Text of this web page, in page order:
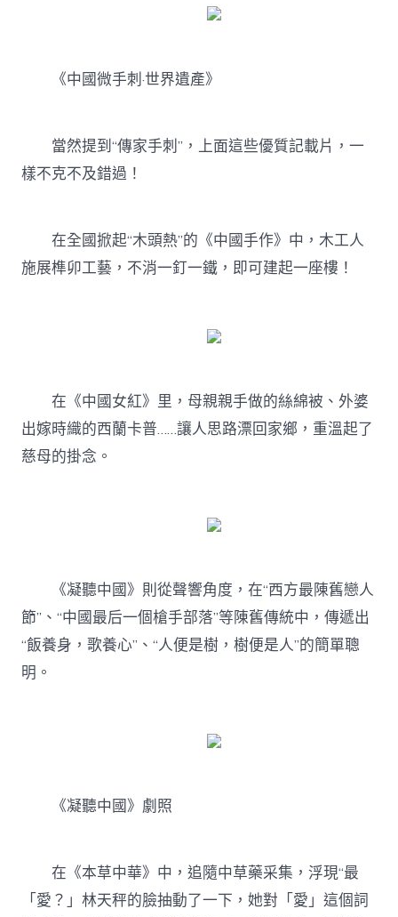
《中國微手刺·世界遺產》
當然提到“傳家手刺”，上面這些優質記載片，一
樣不克不及錯過！
在全國掀起“木頭熱”的《中國手作》中，木工人
施展榫卯工藝，不消一釘一鐵，即可建起一座樓！
在《中國女紅》里，母親親手做的絲綿被、外婆
出嫁時織的西蘭卡普……讓人思路漂回家鄉，重溫起了
慈母的掛念。
《凝聽中國》則從聲響角度，在“西方最陳舊戀人
節”、“中國最后一個槍手部落”等陳舊傳統中，傳遞出
“飯養身，歌養心”、“人便是樹，樹便是人”的簡單聰
明。
《凝聽中國》劇照
在《本草中華》中，追隨中草藥采集，浮現“最
「愛？」林天秤的臉抽動了一下，她對「愛」這個詞